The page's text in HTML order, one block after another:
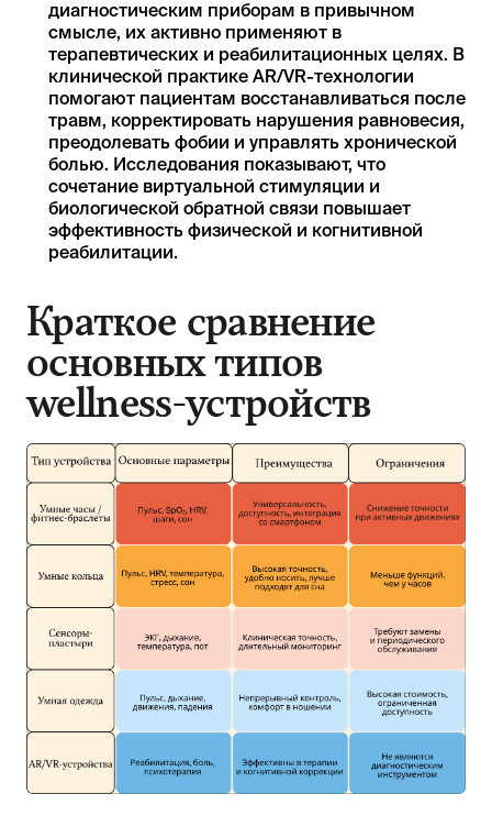
диагностическим приборам в привычном
смысле, их активно применяют в
терапевтических и реабилитационных целях. В
клинической практике AR/VR-технологии
помогают пациентам восстанавливаться после
травм, корректировать нарушения равновесия,
преодолевать фобии и управлять хронической
болью. Исследования показывают, что
сочетание виртуальной стимуляции и
биологической обратной связи повышает
эффективность физической и когнитивной
реабилитации.
Краткое сравнение
основных типов
wellness-устройств